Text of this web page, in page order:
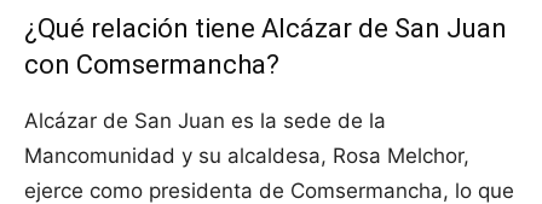
¿Qué relación tiene Alcázar de San Juan
con Comsermancha?
Alcázar de San Juan es la sede de la
Mancomunidad y su alcaldesa, Rosa Melchor,
ejerce como presidenta de Comsermancha, lo que